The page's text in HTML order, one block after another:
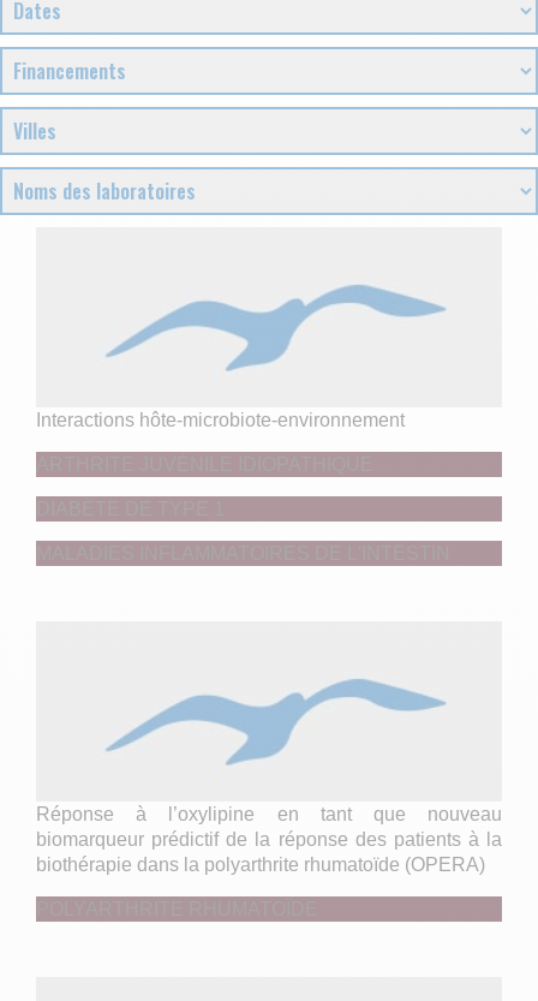
Interactions hôte-microbiote-environnement
Réponse à l’oxylipine en tant que nouveau
biomarqueur prédictif de la réponse des patients à la
biothérapie dans la polyarthrite rhumatoïde (OPERA)